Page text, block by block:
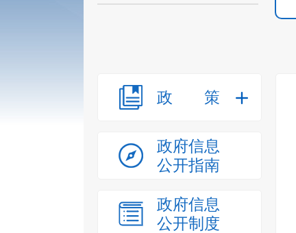
政策
政府信息
公开指南
政府信息
公开制度